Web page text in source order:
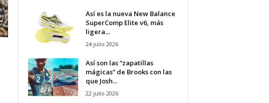
Así es la nueva New Balance
SuperComp Elite v6, más
ligera...
24 julio 2026
Así son las “zapatillas
mágicas” de Brooks con las
que Josh...
22 julio 2026